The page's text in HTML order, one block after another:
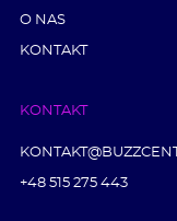
O NAS
KONTAKT
KONTAKT
+48 515 275 443